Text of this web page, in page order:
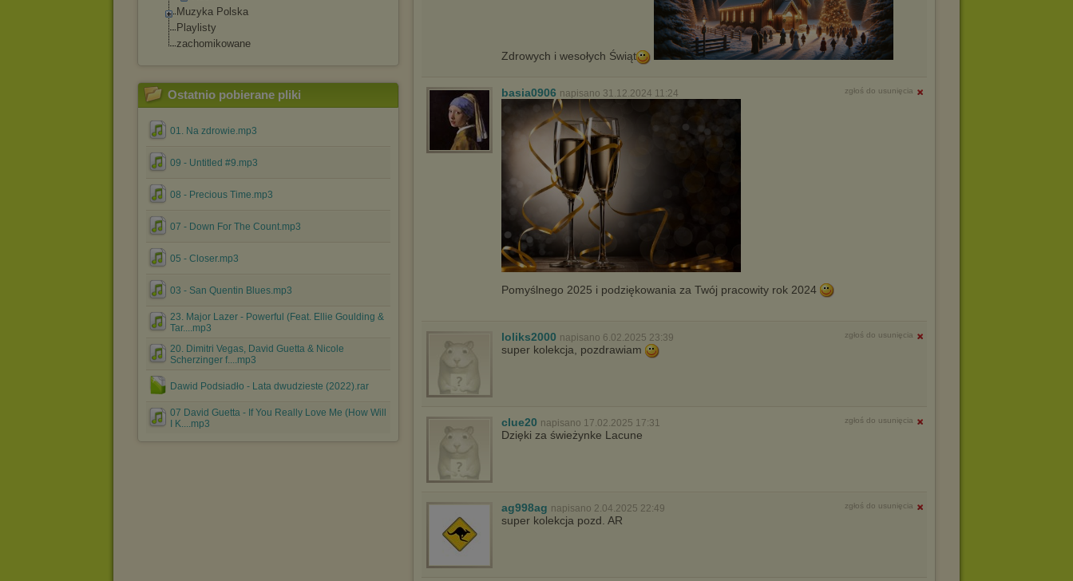
Zaufanych Partnerów
(dostosowanie reklam do Twoich potrzeb, analiza skuteczności działań
Wyrażenie sprzeciwu spowoduje, że wyświetlana Ci reklama nie
będzie dopasowana do Twoich preferencji, a będzie to reklama
wyświetlona przypadkowo.
Istnieje możliwość zmiany ustawień przeglądarki internetowej w
sposób uniemożliwiający przechowywanie plików cookies na
urządzeniu końcowym. Można również usunąć pliki cookies,
dokonując odpowiednich zmian w ustawieniach przeglądarki
Pełną informację na ten temat znajdziesz pod adresem
http://chomikuj.pl/PolitykaPrywatnosci.aspx.
Muzyka Polska
Playlisty
zachomikowane
Ostatnio pobierane pliki
01. Na zdrowie.mp3
09 - Untitled #9.mp3
08 - Precious Time.mp3
07 - Down For The Count.mp3
05 - Closer.mp3
03 - San Quentin Blues.mp3
23. Major Lazer - Powerful (Feat. Ellie Goulding &
Tar....mp3
20. Dimitri Vegas, David Guetta & Nicole
Scherzinger f....mp3
Dawid Podsiadło - Lata dwudzieste (2022).rar
07 David Guetta - If You Really Love Me (How Will
I K....mp3
Zdrowych i wesołych Świąt
basia0906 napisano 31.12.2024 11:24 zgłoś do usunięcia
Pomyślnego 2025 i podziękowania za Twój pracowity rok 2024
loliks2000 napisano 6.02.2025 23:39 zgłoś do usunięcia
super kolekcja, pozdrawiam
clue20 napisano 17.02.2025 17:31 zgłoś do usunięcia
Dzięki za świeżynke Lacune
ag998ag napisano 2.04.2025 22:49 zgłoś do usunięcia
super kolekcja pozd. AR